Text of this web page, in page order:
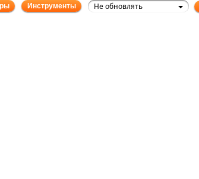
Инструменты Не обновлять